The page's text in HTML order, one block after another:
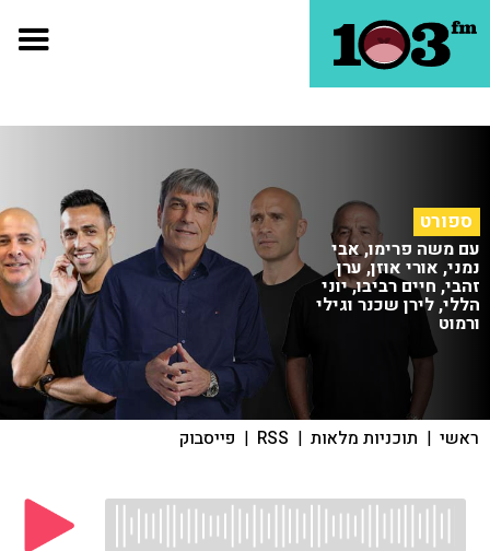
ספורט
עם משה פרימו, אבי
נמני, אורי אוזן, ערן
זהבי, חיים רביבו, יוני
הללי, לירן שכנר וגילי
ורמוט
ראשי | תוכניות מלאות |
RSS
| פייסבוק